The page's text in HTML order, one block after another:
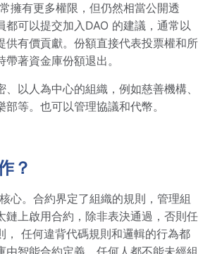
擁有更多權限，但仍然相當公開透
都可以提交加入DAO 的建議，通常以
供有價貢獻。份額直接代表投票權和所
著資金庫份額退出。
以人為中心的組織，例如慈善機構、
等。也可以管理協議和代幣。
？
心。合約界定了組織的規則，管理組
鏈上啟用合約，除非表決通過，否則任
， 任何違背代碼規則和邏輯的行為都